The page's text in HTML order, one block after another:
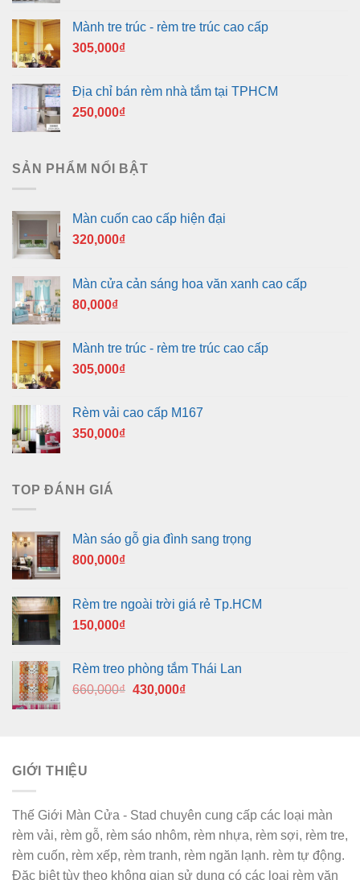
Mành tre trúc - rèm tre trúc cao cấp
305,000₫
Địa chỉ bán rèm nhà tắm tại TPHCM
250,000₫
SẢN PHẨM NỔI BẬT
Màn cuốn cao cấp hiện đại
320,000₫
Màn cửa cản sáng hoa văn xanh cao cấp
80,000₫
Mành tre trúc - rèm tre trúc cao cấp
305,000₫
Rèm vải cao cấp M167
350,000₫
TOP ĐÁNH GIÁ
Màn sáo gỗ gia đình sang trọng
800,000₫
Rèm tre ngoài trời giá rẻ Tp.HCM
150,000₫
Rèm treo phòng tắm Thái Lan
660,000₫ Giá
430,000₫Giá
GIỚI THIỆU
Thế Giới Màn Cửa - Stad chuyên cung cấp các loại màn
rèm vải, rèm gỗ, rèm sáo nhôm, rèm nhựa, rèm sợi, rèm tre,
rèm cuốn, rèm xếp, rèm tranh, rèm ngăn lạnh. rèm tự động.
Đặc biệt tùy theo không gian sử dụng có các loại rèm văn